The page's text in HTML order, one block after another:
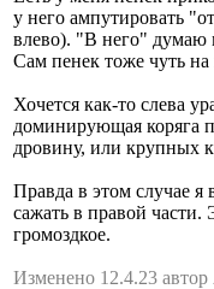
у него ампутировать
влево). "В него" думаю
Сам пенек тоже чуть на
Хочется как-то слева
доминирующая коряга
дровину, или крупных
Правда в этом случае я
сажать в правой
громоздкое.
Изменено 12.4.23